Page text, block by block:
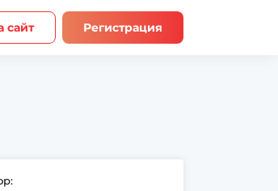
сайт Регистрация